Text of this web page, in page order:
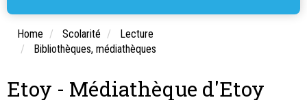
Home Scolarité
Lecture
Bibliothèques, médiathèques
Etoy - Médiathèque d'Etoy